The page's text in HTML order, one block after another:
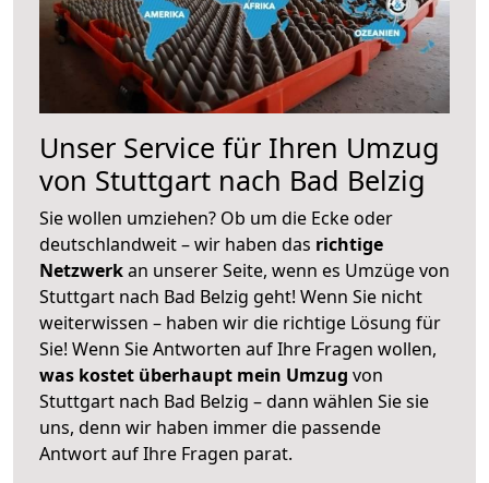
Unser Service für Ihren Umzug
von Stuttgart nach Bad Belzig
Sie wollen umziehen? Ob um die Ecke oder
deutschlandweit – wir haben das richtige
Netzwerkan unserer Seite, wenn es Umzüge von
Stuttgart nach Bad Belzig geht! Wenn Sie nicht
weiterwissen – haben wir die richtige Lösung für
Sie! Wenn Sie Antworten auf Ihre Fragen wollen,
was kostet überhaupt mein Umzug von
Stuttgart nach Bad Belzig – dann wählen Sie sie
uns, denn wir haben immer die passende
Antwort auf Ihre Fragen parat.